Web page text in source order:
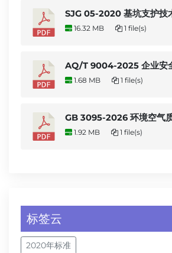
SJG 05-2020 基坑支护技
16.32 MB 1 file(s)
AQ/T 9004-2025 企业安
1.68 MB 1 file(s)
GB 3095-2026 环境空气
1.92 MB 1 file(s)
标签云
2020年标准